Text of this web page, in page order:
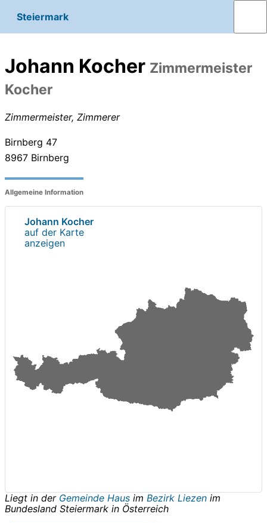
Steiermark
Johann Kocher Zimmermeister
Kocher
Zimmermeister, Zimmerer
Birnberg 47
8967 Birnberg
Allgemeine Information
Johann Kocher
auf der Karte
anzeigen
Liegt in der Gemeinde Haus im Bezirk Liezen im
Bundesland Steiermark in Österreich